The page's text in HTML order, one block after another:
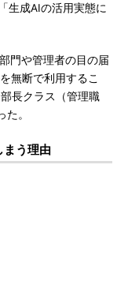
生成AIの活用実態に
門や管理者の目の届
無断で利用するこ
長クラス（管理職
。
まう理由